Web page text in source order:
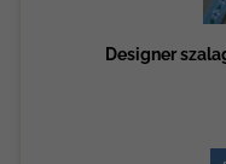
Designer